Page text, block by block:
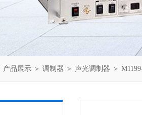
产品展示 ＞ 调制器 ＞ 声光调制器 ＞